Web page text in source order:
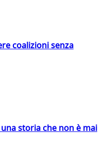
coalizioni senza
storia che non è mai